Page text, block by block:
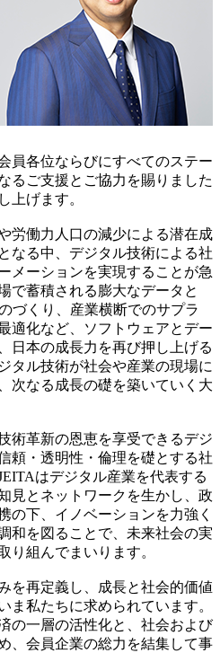
員各位ならびにすべてのステー
るご支援とご協力を賜りました
上げます。
労働力人口の減少による潜在成
なる中、デジタル技術による社
メーションを実現することが急
で蓄積される膨大なデータと
づくり、産業横断でのサプラ
適化など、ソフトウェアとデー
日本の成長力を再び押し上げる
タル技術が社会や産業の現場に
次なる成長の礎を築いていく大
術革新の恩恵を享受できるデジ
頼・透明性・倫理を礎とする社
はデジタル産業を代表する
見とネットワークを生かし、政
の下、イノベーションを力強く
和を図ることで、未来社会の実
り組んでまいります。
を再定義し、成長と社会的価値
ま私たちに求められています。
の一層の活性化と、社会および
、会員企業の総力を結集して事